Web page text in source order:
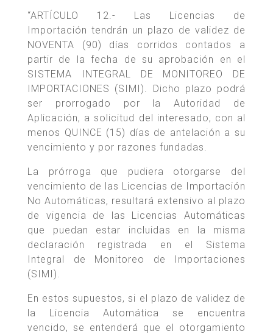
“ARTÍCULO 12.- Las Licencias de
Importación tendrán un plazo de validez de
NOVENTA (90) días corridos contados a
partir de la fecha de su aprobación en el
SISTEMA INTEGRAL DE MONITOREO DE
IMPORTACIONES (SIMI). Dicho plazo podrá
ser prorrogado por la Autoridad de
Aplicación, a solicitud del interesado, con al
menos QUINCE (15) días de antelación a su
vencimiento y por razones fundadas.
La prórroga que pudiera otorgarse del
vencimiento de las Licencias de Importación
No Automáticas, resultará extensivo al plazo
de vigencia de las Licencias Automáticas
que puedan estar incluidas en la misma
declaración registrada en el Sistema
Integral de Monitoreo de Importaciones
(SIMI).
En estos supuestos, si el plazo de validez de
la Licencia Automática se encuentra
vencido, se entenderá que el otorgamiento